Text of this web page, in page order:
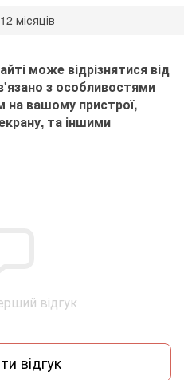
12 місяців
може відрізнятися від
з особливостями
на вашому пристрої,
та іншими
відгук
відгук